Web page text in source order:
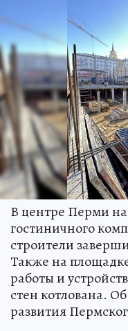
В центре Перми
гостиничного
строители
Также на
работы и
стен котлована.
развития